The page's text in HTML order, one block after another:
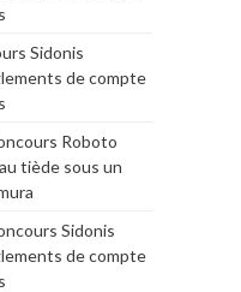
Sidonis
de compte
Roboto
tiède sous un
Sidonis
de compte